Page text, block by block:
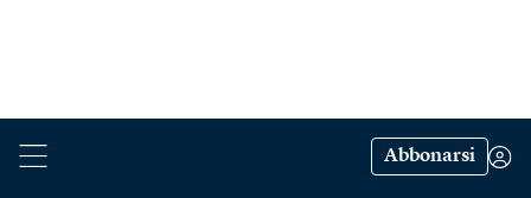
Abbonarsi